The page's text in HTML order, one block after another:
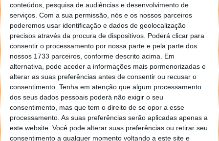
conteúdos, pesquisa de audiências e desenvolvimento de
serviços. Com a sua permissão, nós e os nossos parceiros
poderemos usar identificação e dados de geolocalização
precisos através da procura de dispositivos. Poderá clicar para
consentir o processamento por nossa parte e pela parte dos
nossos 1733 parceiros, conforme descrito acima. Em
alternativa, pode aceder a informações mais pormenorizadas e
alterar as suas preferências antes de consentir ou recusar o
consentimento. Tenha em atenção que algum processamento
dos seus dados pessoais poderá não exigir o seu
consentimento, mas que tem o direito de se opor a esse
processamento. As suas preferências serão aplicadas apenas a
este website. Você pode alterar suas preferências ou retirar seu
consentimento a qualquer momento voltando a este site e
Vítor M.
7 de Novembro de 2005 às 01:39
@Reporter
Desculpa mas o link funciona. Seja como for segue por mail
o MSn Messenger 8.
Responder
Vítor M.
@Rui
Tens de encontrar o que te falei. Faz da seguinte maneira,
janela iniciar e no topo dessa janela com o botão direito do
rato faz propriedades. Depois no separador Menu ‘Iniciar’
clica no botão ‘Personalizar’ aí encontrarás no separador